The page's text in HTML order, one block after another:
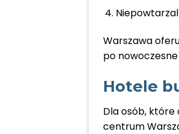
Warszawa
po
Hotele
Dla osób,
centrum